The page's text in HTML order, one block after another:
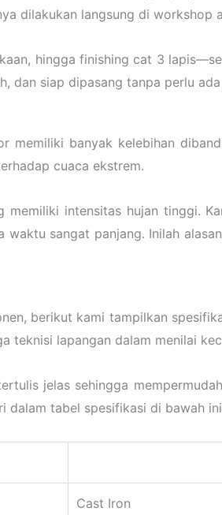
dilakukan langsung di
hingga finishing cat 3
dan siap dipasang tanpa perlu
memiliki banyak kelebihan
cuaca ekstrem.
intensitas hujan tinggi.
sangat panjang. Inilah
berikut kami tampilkan
teknisi lapangan dalam menilai
jelas sehingga
dalam tabel spesifikasi di bawah
Cast Iron